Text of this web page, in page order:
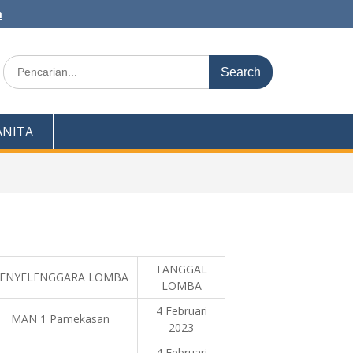
Search
for:
LOMBA
TANGGAL
LOMBA
MAN 1 Pamekasan
4 Februari
2023